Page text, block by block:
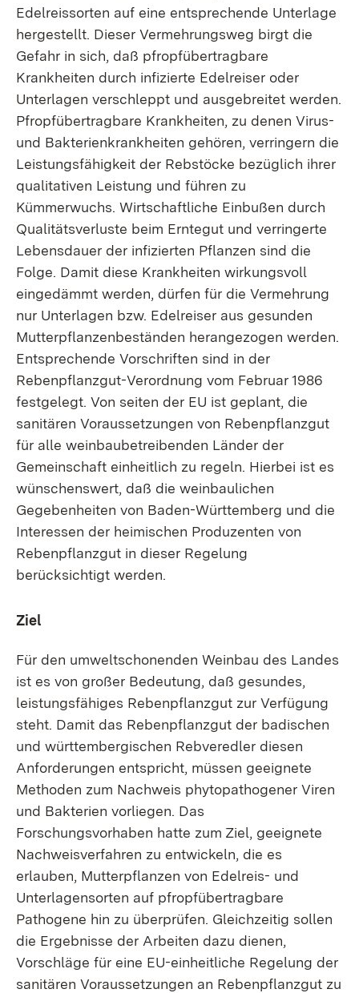
Edelreissorten auf eine entsprechende Unterlage
hergestellt. Dieser Vermehrungsweg birgt die
Gefahr in sich, daß pfropfübertragbare
Krankheiten durch infizierte Edelreiser oder
Unterlagen verschleppt und ausgebreitet werden.
Pfropfübertragbare Krankheiten, zu denen Virus-
und Bakterienkrankheiten gehören, verringern die
Leistungsfähigkeit der Rebstöcke bezüglich ihrer
qualitativen Leistung und führen zu
Kümmerwuchs. Wirtschaftliche Einbußen durch
Qualitätsverluste beim Erntegut und verringerte
Lebensdauer der infizierten Pflanzen sind die
Folge. Damit diese Krankheiten wirkungsvoll
eingedämmt werden, dürfen für die Vermehrung
nur Unterlagen bzw. Edelreiser aus gesunden
Mutterpflanzenbeständen herangezogen werden.
Entsprechende Vorschriften sind in der
Rebenpflanzgut-Verordnung vom Februar 1986
festgelegt. Von seiten der EU ist geplant, die
sanitären Voraussetzungen von Rebenpflanzgut
für alle weinbaubetreibenden Länder der
Gemeinschaft einheitlich zu regeln. Hierbei ist es
wünschenswert, daß die weinbaulichen
Gegebenheiten von Baden-Württemberg und die
Interessen der heimischen Produzenten von
Rebenpflanzgut in dieser Regelung
berücksichtigt werden.
Ziel
Für den umweltschonenden Weinbau des Landes
ist es von großer Bedeutung, daß gesundes,
leistungsfähiges Rebenpflanzgut zur Verfügung
steht. Damit das Rebenpflanzgut der badischen
und württembergischen Rebveredler diesen
Anforderungen entspricht, müssen geeignete
Methoden zum Nachweis phytopathogener Viren
und Bakterien vorliegen. Das
Forschungsvorhaben hatte zum Ziel, geeignete
Nachweisverfahren zu entwickeln, die es
erlauben, Mutterpflanzen von Edelreis- und
Unterlagensorten auf pfropfübertragbare
Pathogene hin zu überprüfen. Gleichzeitig sollen
die Ergebnisse der Arbeiten dazu dienen,
Vorschläge für eine EU-einheitliche Regelung der
sanitären Voraussetzungen an Rebenpflanzgut zu